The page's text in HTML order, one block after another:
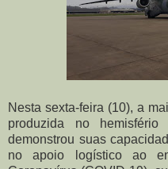
Nesta sexta-feira (10), a
produzida no
demonstrou suas
no apoio logístico ao